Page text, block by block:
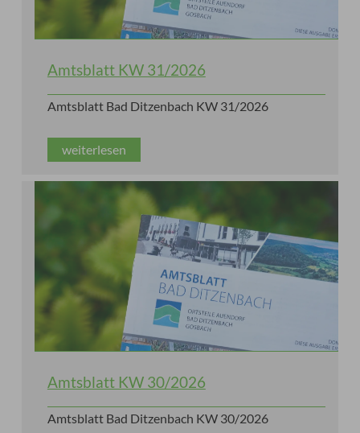
Amtsblatt KW 31/2026
Amtsblatt Bad Ditzenbach KW 31/2026
weiterlesen
Amtsblatt KW 30/2026
Amtsblatt Bad Ditzenbach KW 30/2026